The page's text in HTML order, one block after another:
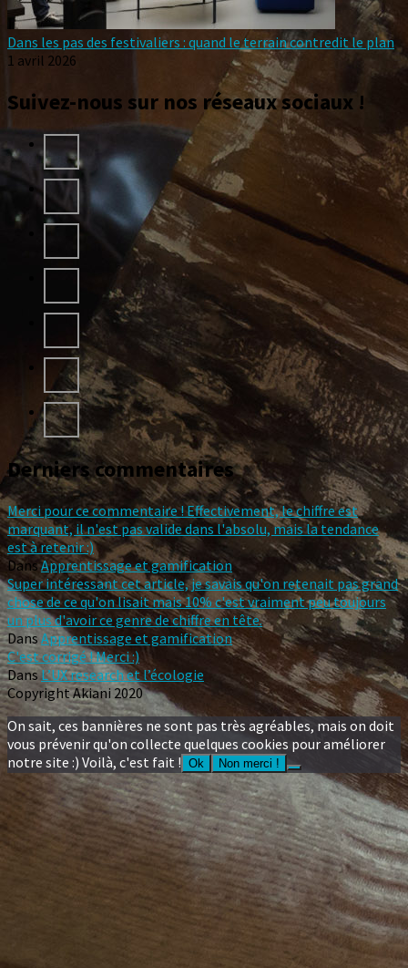
Dans les pas des festivaliers : quand le terrain contredit le plan
1 avril 2026
Suivez-nous sur nos réseaux sociaux !
Derniers commentaires
Merci pour ce commentaire ! Effectivement, le chiffre est
marquant, il n'est pas valide dans l'absolu, mais la tendance
est à retenir :)
DansApprentissage et gamification
Super intéressant cet article, je savais qu'on retenait pas grand
chose de ce qu'on lisait mais 10% c'est vraiment peu toujours
un plus d'avoir ce genre de chiffre en tête.
Dans Apprentissage et gamification
C'est corrigé ! Merci :)
DansL’UX research et l’écologie
Copyright Akiani 2020
On sait, ces bannières ne sont pas très agréables, mais on doit
vous prévenir qu'on collecte quelques cookies pour améliorer
notre site :) Voilà, c'est fait ! Ok Non merci !